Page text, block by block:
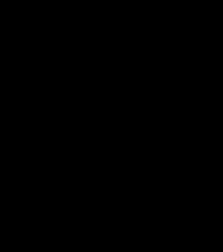
doppia sifonatura
o verticale